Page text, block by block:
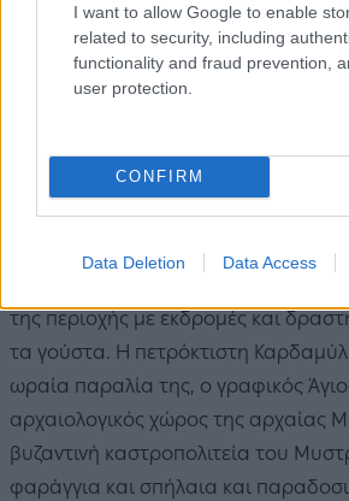
I want to allow Google to enable
related to security, including
functionality and fraud prevention,
user protection.
CONFIRM
Data Deletion Data Access
Εξερευνήστε τις γύρω παραλίες με
της περιοχής με εκδρομές και
τα γούστα. Η πετρόκτιστη
ωραία παραλία της, ο γραφικός
αρχαιολογικός χώρος της αρχαίας
βυζαντινή καστροπολιτεία του
φαράγγια και σπήλαια και